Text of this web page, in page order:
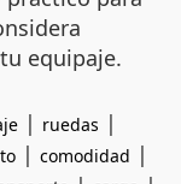
equipaje.
| ruedas |
| comodidad |